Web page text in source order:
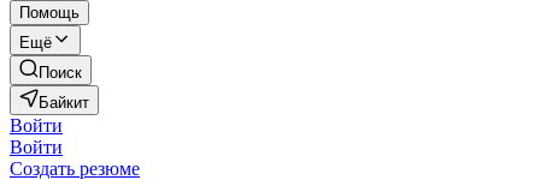
Помощь
Ещё
Поиск
Байкит
Войти
Войти
Создать резюме